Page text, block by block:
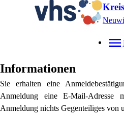
Informationen
Sie erhalten eine
Anmeldung eine E-Mail-Adresse
Anmeldung nichts Gegenteiliges von